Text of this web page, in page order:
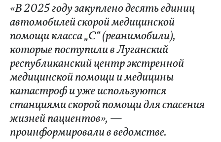
«В 2025 году закуплено десять единиц
автомобилей скорой медицинской
помощи класса „С“ (реанимобили),
которые поступили в Луганский
республиканский центр экстренной
медицинской помощи и медицины
катастроф и уже используются
станциями скорой помощи для спасения
жизней пациентов», —
проинформировали в ведомстве.